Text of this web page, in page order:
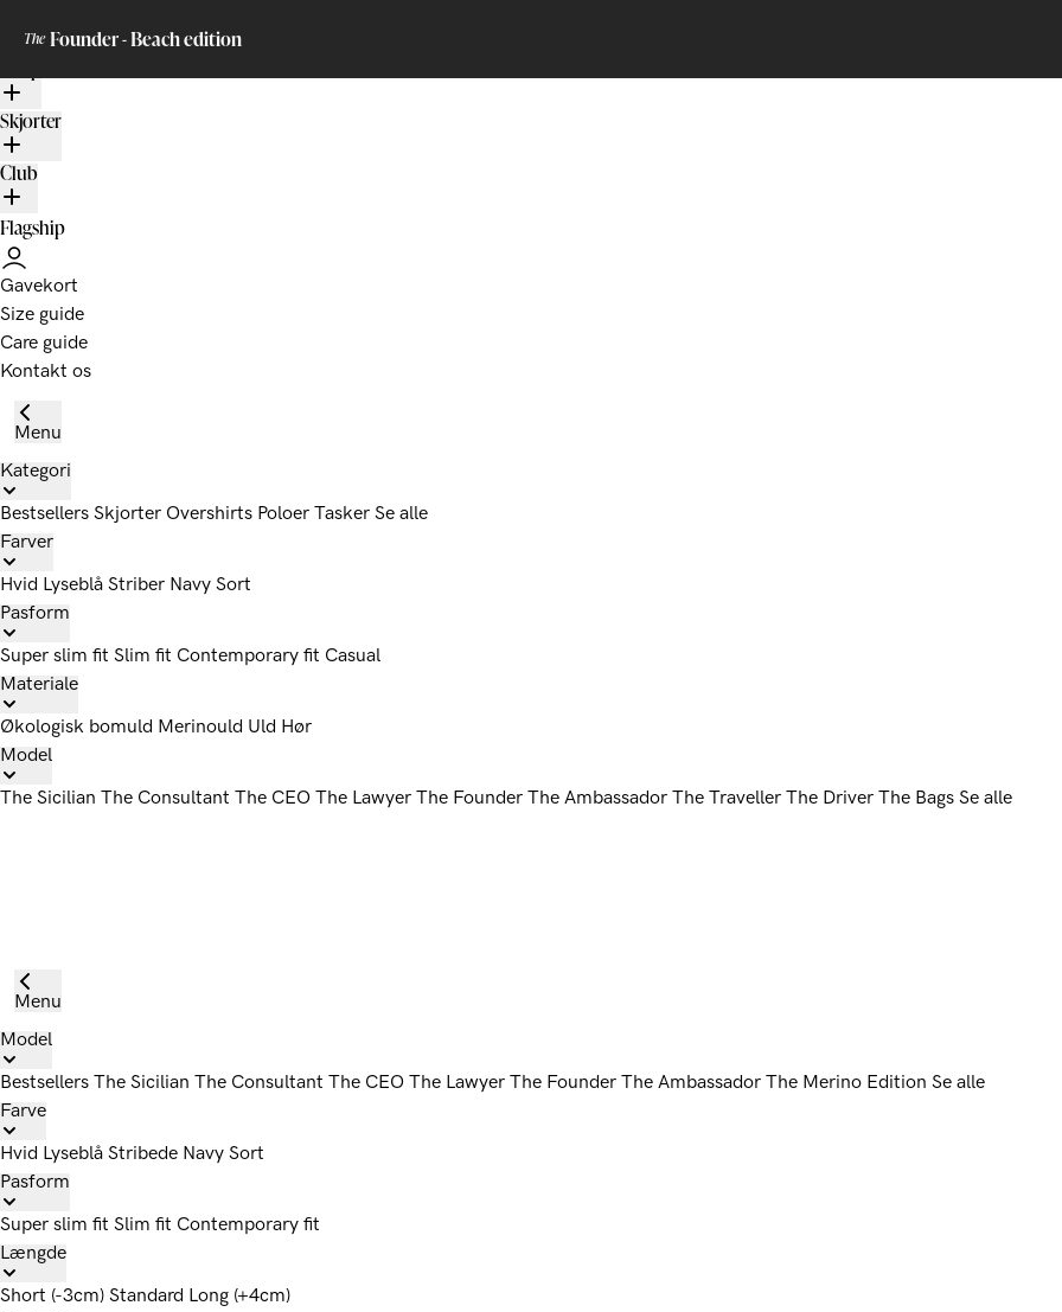
BARONS
Skjorter
Club
Flagship
Gavekort
Size guide
Care guide
Kontakt os
Menu
Kategori
Bestsellers Skjorter Overshirts Poloer Tasker Se alle
Farver
Hvid Lyseblå Striber Navy Sort
Pasform
Super slim fit Slim fit Contemporary fit Casual
Materiale
Økologisk bomuld Merinould Uld Hør
Model
The Sicilian The Consultant The CEO The Lawyer The Founder The Ambassador The Traveller The Driver The Bags Se alle
Menu
Model
Bestsellers The Sicilian The Consultant The CEO The Lawyer The Founder The Ambassador The Merino Edition Se alle
Farve
Hvid Lyseblå Stribede Navy Sort
Pasform
Super slim fit Slim fit Contemporary fit
Længde
Short (-3cm) Standard Long (+4cm)
The Founder - Beach edition